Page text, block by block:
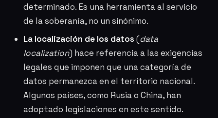
determinado. Es una herramienta al servicio
de la soberanía, no un sinónimo.
La localización de los datos (data
localization) hace referencia a las exigencias
legales que imponen que una categoría de
datos permanezca en el territorio nacional.
Algunos países, como Rusia o China, han
adoptado legislaciones en este sentido.